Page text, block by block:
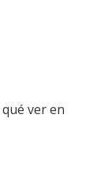
ver en